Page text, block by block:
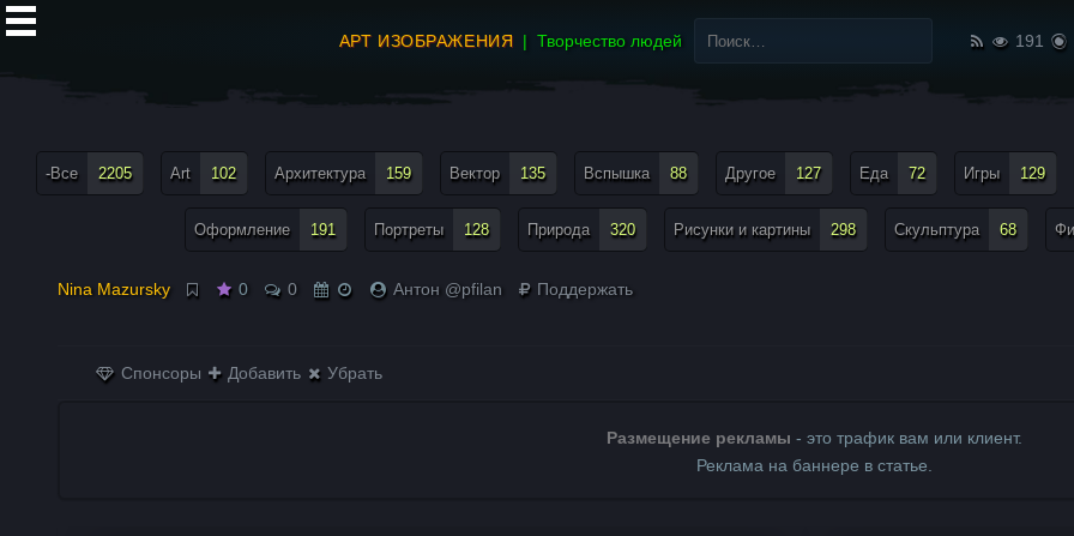
АРТ ИЗОБРАЖЕНИЯ Творчество людей
Найти:
191
-Все 2205 Art 102 Архитектура 159 Вектор 135 Вспышка 88 Другое 127 Еда 72 Игры 129
Оформление 191 Портреты 128 Природа 320 Рисунки и картины 298 Скульптура 68
Nina Mazursky 0 0 Антон @pfilan Поддержать
Спонсоры Добавить Убрать
Размещение рекламы - это трафик вам или клиент.
Реклама на баннере в статье.